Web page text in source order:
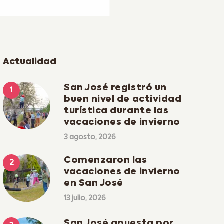
Actualidad
San José registró un
buen nivel de actividad
turística durante las
vacaciones de invierno
3 agosto, 2026
Comenzaron las
vacaciones de invierno
en San José
13 julio, 2026